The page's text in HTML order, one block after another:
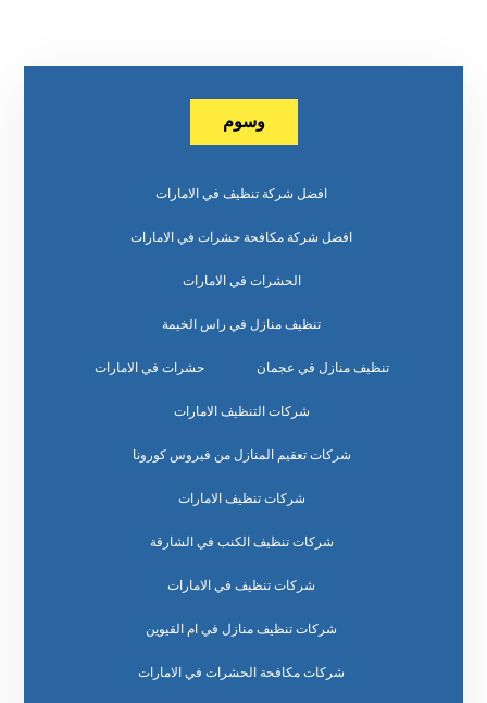
وسوم
افضل شركة تنظيف في الامارات
افضل شركة مكافحة حشرات في الامارات
الحشرات في الامارات
تنظيف منازل في راس الخيمة
تنظيف منازل في عجمان حشرات في الامارات
شركات التنظيف الامارات
شركات تعقيم المنازل من فيروس كورونا
شركات تنظيف الامارات
شركات تنظيف الكنب في الشارقة
شركات تنظيف في الامارات
شركات تنظيف منازل في ام القيوين
شركات مكافحة الحشرات في الامارات